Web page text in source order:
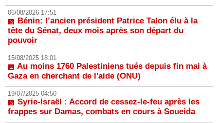
06/08/2026 17:51
Bénin: l’ancien président Patrice Talon élu à la
tête du Sénat, deux mois après son départ du
pouvoir
15/08/2025 18:01
Au moins 1760 Palestiniens tués depuis fin mai à
Gaza en cherchant de l'aide (ONU)
19/07/2025 04:50
Syrie-Israël : Accord de cessez-le-feu après les
frappes sur Damas, combats en cours à Soueida